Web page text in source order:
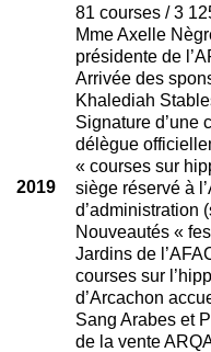
2019
81 courses / 3
Mme Axelle
présidente de
Arrivée des
Khalediah
Signature d’une
délègue
« courses sur
siège réservé à
d’administration
Nouveautés «
Jardins de
courses sur
d’Arcachon
Sang Arabes et
de la vente